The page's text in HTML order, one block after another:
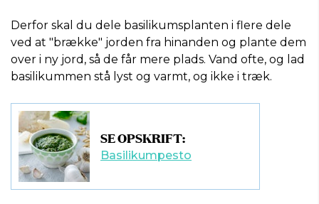
Derfor skal du dele basilikumsplanten i flere dele
ved at "brække" jorden fra hinanden og plante dem
over i ny jord, så de får mere plads. Vand ofte, og lad
basilikummen stå lyst og varmt, og ikke i træk.
SE OPSKRIFT:
Basilikumpesto